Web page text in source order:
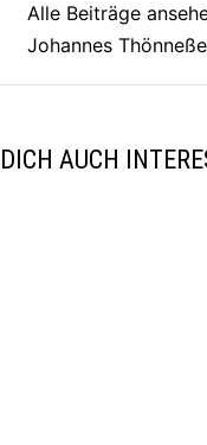
Alle Beiträge
Johannes
AUCH